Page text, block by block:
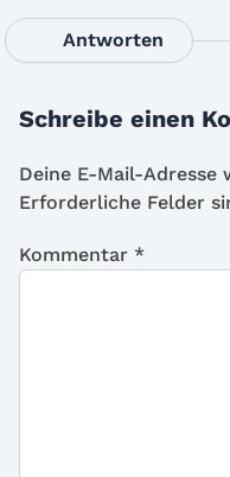
Antworten
Schreibe einen
Deine E-Mail-
Erforderliche Felder
Kommentar *